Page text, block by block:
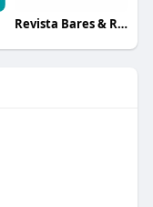
Revista Bares & Restaurantes